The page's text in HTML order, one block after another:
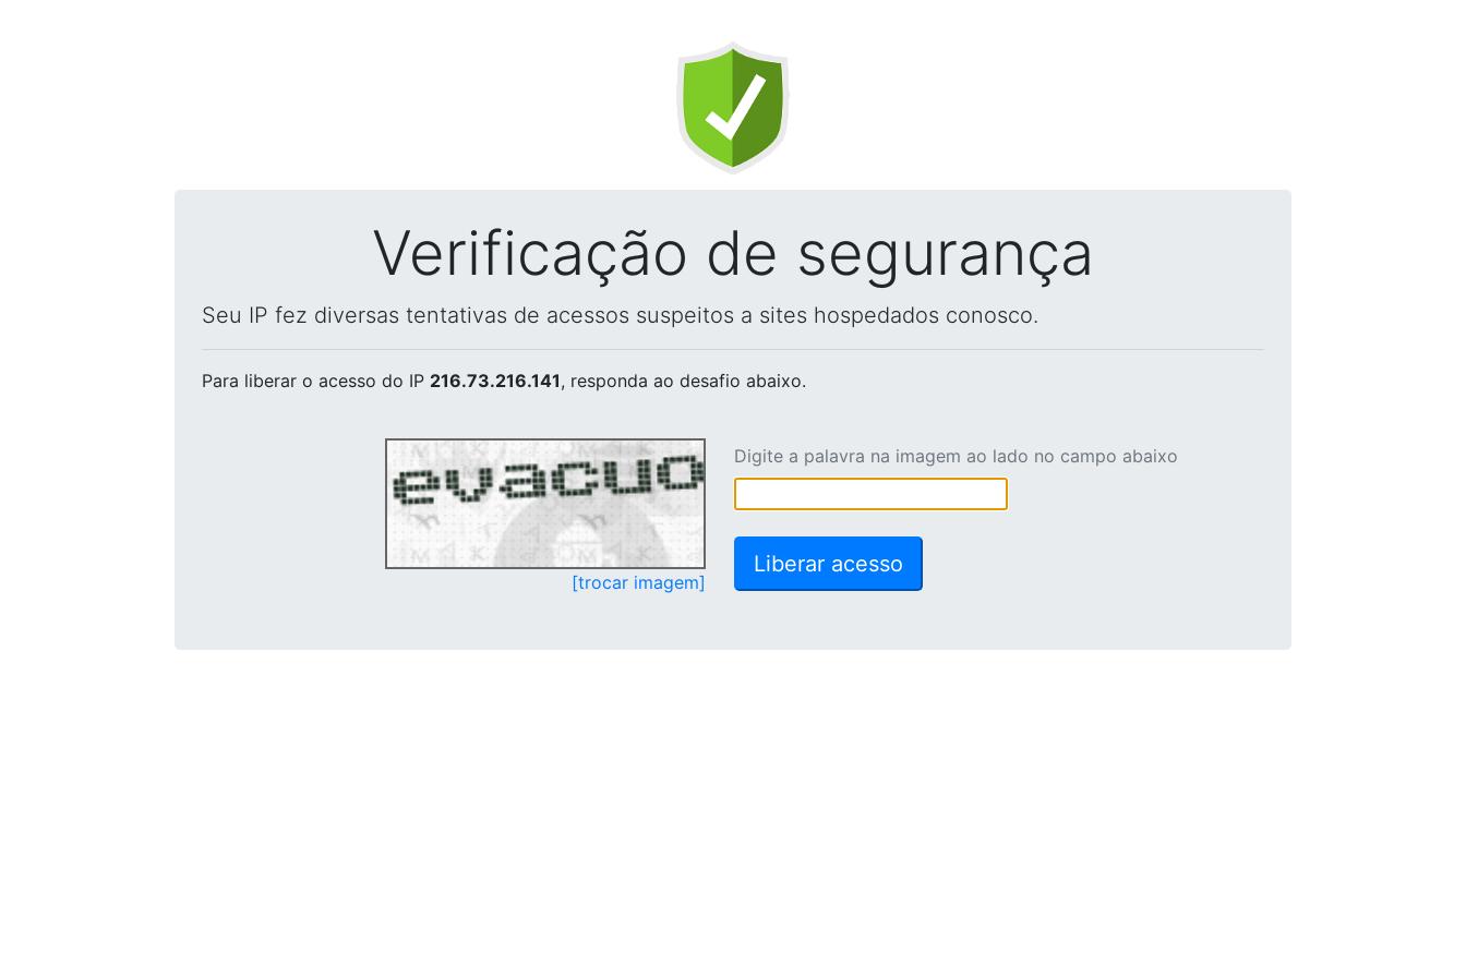
Verificação de segurança
Seu IP fez diversas tentativas de acessos suspeitos a sites hospedados conosco.
Para liberar o acesso do IP 216.73.216.141, responda ao desafio abaixo.
[trocar imagem]
Digite a palavra na imagem ao lado no campo abaixo